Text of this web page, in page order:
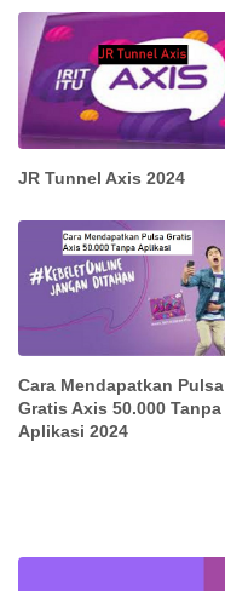
JR Tunnel Axis 2024
Cara Mendapatkan Pulsa
Gratis Axis 50.000 Tanpa
Aplikasi 2024